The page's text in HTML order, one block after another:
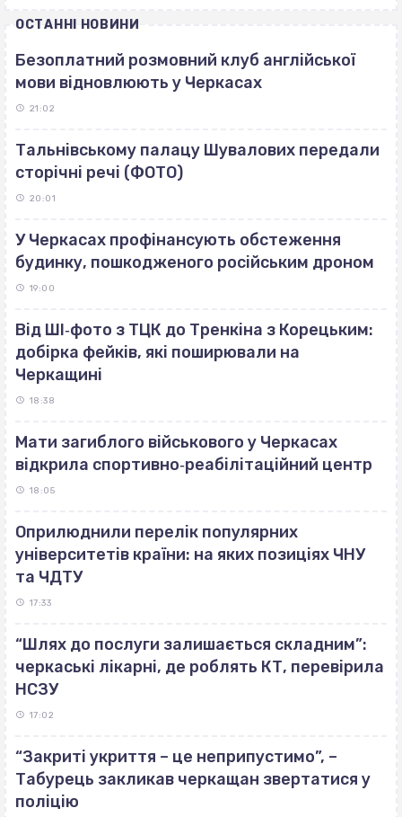
ОСТАННІ НОВИНИ
Безоплатний розмовний клуб англійської
мови відновлюють у Черкасах
21:02
Тальнівському палацу Шувалових передали
сторічні речі (ФОТО)
20:01
У Черкасах профінансують обстеження
будинку, пошкодженого російським дроном
19:00
Від ШІ‐фото з ТЦК до Тренкіна з Корецьким:
добірка фейків, які поширювали на
Черкащині
18:38
Мати загиблого військового у Черкасах
відкрила спортивно‐реабілітаційний центр
18:05
Оприлюднили перелік популярних
університетів країни: на яких позиціях ЧНУ
та ЧДТУ
17:33
“Шлях до послуги залишається складним”:
черкаські лікарні, де роблять КТ, перевірила
НСЗУ
17:02
“Закриті укриття – це неприпустимо”, –
Табурець закликав черкащан звертатися у
поліцію